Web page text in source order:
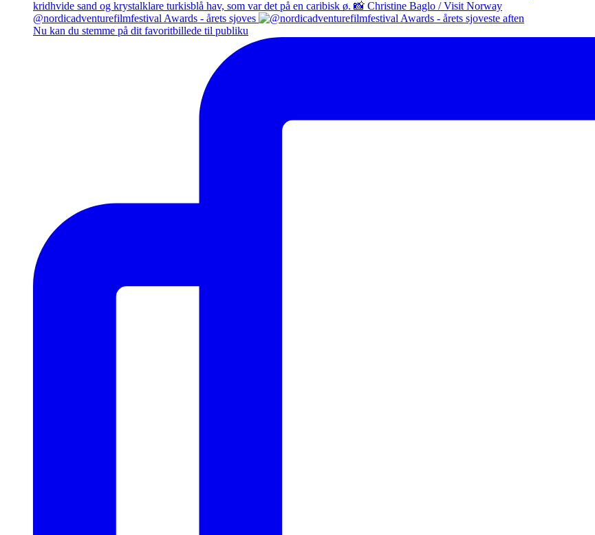
@nordicadventurefilmfestival Awards - årets sjoves
Nu kan du stemme på dit favoritbillede til publiku